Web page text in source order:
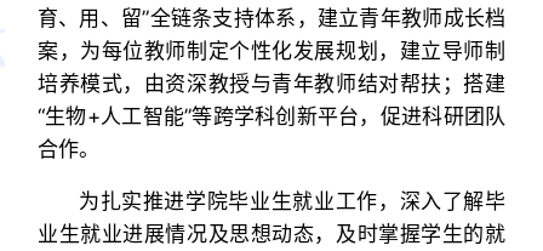
育、用、留”全链条支持体系，建立青年教师成长档
案，为每位教师制定个性化发展规划，建立导师制
培养模式，由资深教授与青年教师结对帮扶；搭建
“生物+人工智能”等跨学科创新平台，促进科研团队
合作。
为扎实推进学院毕业生就业工作，深入了解毕
业生就业进展情况及思想动态，及时掌握学生的就